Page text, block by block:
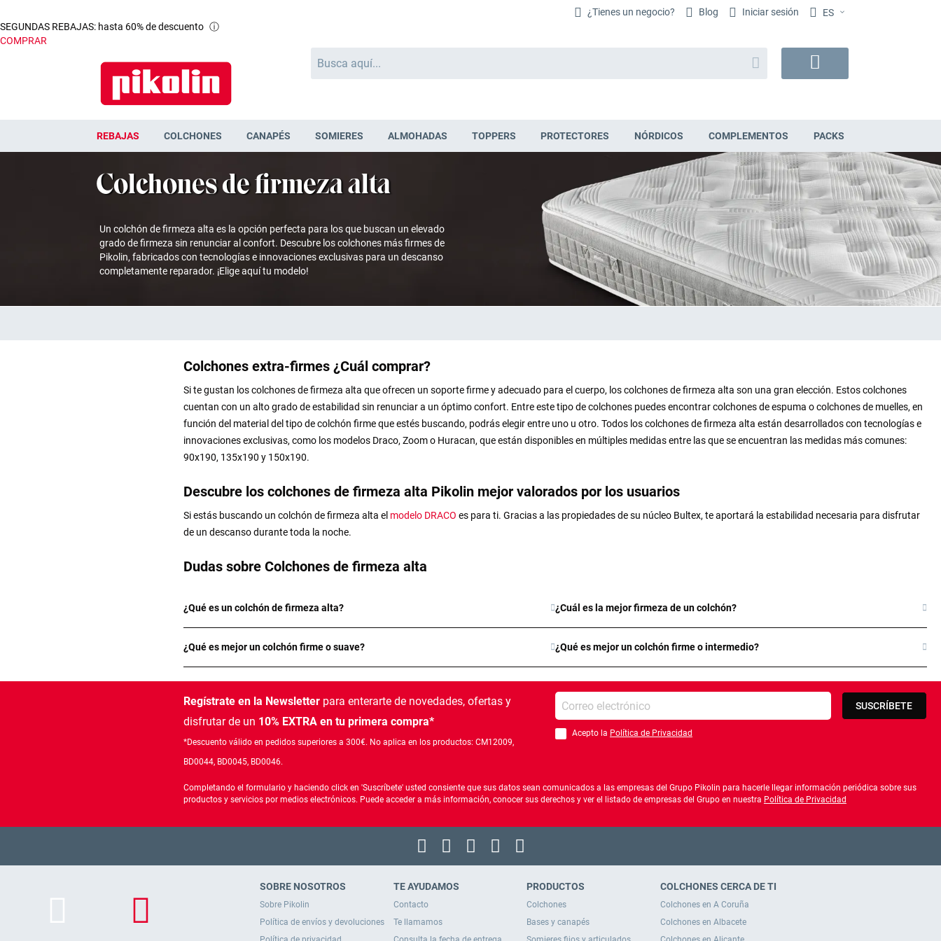
¿Tienes un negocio? Blog Iniciar sesión ES
Buscar
Buscar
SEGUNDAS REBAJAS: hasta 60% de descuento ⓘ
COMPRAR
REBAJAS COLCHONES CANAPÉS SOMIERES ALMOHADAS TOPPERS PROTECTORES NÓRDICOS COMPLEMENTOS PACKS
Colchones de firmeza alta
Un colchón de firmeza alta es la opción perfecta para los que buscan un elevado
grado de firmeza sin renunciar al confort. Descubre los colchones más firmes de
Pikolin, fabricados con tecnologías e innovaciones exclusivas para un descanso
completamente reparador. ¡Elige aquí tu modelo!
Colchones extra-firmes ¿Cuál comprar?
Si te gustan los colchones de firmeza alta que ofrecen un soporte firme y adecuado para el cuerpo, los colchones de firmeza alta son una gran elección. Estos colchones
cuentan con un alto grado de estabilidad sin renunciar a un óptimo confort. Entre este tipo de colchones puedes encontrar colchones de espuma o colchones de muelles, en
función del material del tipo de colchón firme que estés buscando, podrás elegir entre uno u otro. Todos los colchones de firmeza alta están desarrollados con tecnologías e
innovaciones exclusivas, como los modelos Draco, Zoom o Huracan, que están disponibles en múltiples medidas entre las que se encuentran las medidas más comunes:
90x190, 135x190 y 150x190.
Descubre los colchones de firmeza alta Pikolin mejor valorados por los usuarios
Si estás buscando un colchón de firmeza alta el modelo DRACO es para ti. Gracias a las propiedades de su núcleo Bultex, te aportará la estabilidad necesaria para disfrutar
de un descanso durante toda la noche.
Dudas sobre Colchones de firmeza alta
¿Qué es un colchón de firmeza alta?
¿Qué es mejor un colchón firme o suave?
¿Cuál es la mejor firmeza de un colchón?
¿Qué es mejor un colchón firme o intermedio?
Regístrate en la Newsletterpara enterarte de novedades, ofertas y
disfrutar de un 10% EXTRA en tu primera compra*
*Descuento válido en pedidos superiores a 300€. No aplica en los productos: CM12009,
BD0044, BD0045, BD0046.
Introduce tu e-mail
Debes aceptar la política de privacidad
Acepto la Política de Privacidad
SUSCRÍBETE
Completando el formulario y haciendo click en 'Suscríbete' usted consiente que sus datos sean comunicados a las empresas del Grupo Pikolin para hacerle llegar información periódica sobre sus
productos y servicios por medios electrónicos. Puede acceder a más información, conocer sus derechos y ver el listado de empresas del Grupo en nuestra Política de Privacidad
SOBRE NOSOTROS
Sobre Pikolin
Política de envíos y devoluciones
TE AYUDAMOS
Contacto
Te llamamos
PRODUCTOS
Colchones
Bases y canapés
COLCHONES CERCA DE TI
Colchones en A Coruña
Colchones en Albacete